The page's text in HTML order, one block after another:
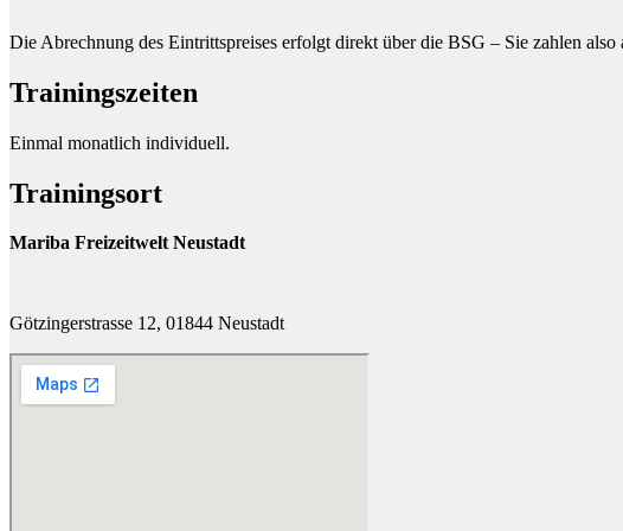
Die Abrechnung des Eintrittspreises erfolgt direkt über die BSG – Sie zahlen
Trainingszeiten
Einmal monatlich individuell.
Trainingsort
Mariba Freizeitwelt Neustadt
Götzingerstrasse 12, 01844 Neustadt